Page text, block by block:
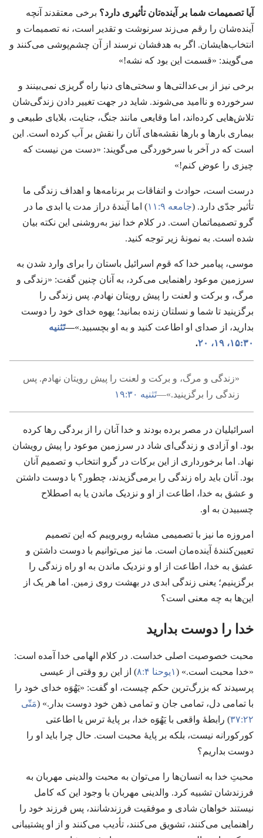
آیا تصمیمات شما بر آینده‌تان تأثیری دارد؟‏ برخی معتقدند آنچه
آینده‌شان را رقم می‌زند سرنوشت و تقدیر است،‏ نه تصمیمات و
انتخاب‌هایشان.‏ اگر به هدفشان نرسند از آن چشم‌پوشی می‌کنند و
می‌گویند:‏ «قسمت این بود که نشه!‏»‏
برخی نیز از بی‌عدالتی‌ها و سختی‌های دنیا راه گریزی نمی‌بینند و
سرخورده و ناامید می‌شوند.‏ شاید در جهت تغییر دادن زندگی‌شان
تلاش‌هایی کرده‌اند،‏ اما وقایعی مانند جنگ،‏ جنایت،‏ بلایای طبیعی و
بیماری بارها و بارها نقشه‌های آنان را نقش بر آب کرده است.‏ این
است که در آخر با سرخوردگی می‌گویند:‏ «دست من نیست که
چیزی را عوض کنم!‏»‏
درست است،‏ حوادث و اتفاقات بر برنامه‌ها و اهداف زندگی ما
تأثیر جدّی دارد.‏ (‏جامعه ۹:‏۱۱
‏)‏ اما آیندهٔ دراز مدت یا ابدی ما در
گرو تصمیماتمان است.‏ در کلام خدا نیز به‌روشنی این نکته بیان
شده است.‏ به نمونهٔ زیر توجه کنید.‏
موسی،‏ پیامبر خدا که قوم اسرائیل باستان را برای وارد شدن به
سرزمین موعود راهنمایی می‌کرد،‏ به آنان چنین گفت:‏ «زندگی و
مرگ،‏ و برکت و لعنت را پیش رویتان نهادم.‏ پس زندگی را
برگزینید تا شما و نسلتان زنده بمانید؛‏ یهوه خدای خود را دوست
بدارید،‏ از صدای او اطاعت کنید و به او بچسبید.‏»‏‏—‏تَثنیه
۳۰:‏۱۵،‏
۱۹،‏ ۲۰ ‏.‏
‏«زندگی و مرگ،‏ و برکت و لعنت را پیش رویتان نهادم.‏ پس
زندگی را برگزینید.‏»—‏تَثنیه ۳۰:‏۱۹
اسرائیلیان در مصر برده بودند و خدا آنان را از بردگی رها کرده
بود.‏ او آزادی و زندگی‌ای شاد در سرزمین موعود را پیش رویشان
نهاد.‏ اما برخورداری از این برکات در گرو انتخاب و تصمیم آنان
بود.‏ آنان باید راه زندگی را برمی‌گزیدند،‏ چطور؟‏ با دوست داشتن
و عشق به خدا،‏ اطاعت از او و نزدیک ماندن یا به اصطلاح
چسبیدن به او.‏
امروزه ما نیز با تصمیمی مشابه روبروییم که این تصمیم
تعیین‌کنندهٔ آینده‌مان است.‏ ما نیز می‌توانیم با دوست داشتن و
عشق به خدا،‏ اطاعت از او و نزدیک ماندن به او راه زندگی را
برگزینیم؛‏ یعنی زندگی ابدی در بهشت روی زمین.‏ اما هر یک از
این‌ها به چه معنی است؟‏
خدا را دوست بدارید
محبت خصوصیت اصلی خداست.‏ در کلام الهامی خدا آمده است:‏
«خدا محبت است.‏» (‏۱یوحنا ۴:‏۸
‏)‏ از این رو وقتی از عیسی
پرسیدند که بزرگ‌ترین حکم چیست،‏ او گفت:‏ «یَهُوَه خدای خود را
با تمامی دل،‏ تمامی جان و تمامی ذهن خود دوست بدار.‏» (‏مَتّی
۲۲:‏۳۷
‏)‏ رابطهٔ واقعی با یَهُوَه خدا،‏ بر پایهٔ ترس یا اطاعتی
کورکورانه نیست،‏ بلکه بر پایهٔ محبت است.‏ حال چرا باید او را
دوست بداریم؟‏
محبتِ خدا به انسان‌ها را می‌توان به محبت والدینی مهربان به
فرزندشان تشبیه کرد.‏ والدینی مهربان با وجود این که کامل
نیستند خواهان شادی و موفقیت فرزندشانند،‏ پس فرزند خود را
راهنمایی می‌کنند،‏ تشویق می‌کنند،‏ تأدیب می‌کنند و از او پشتیبانی